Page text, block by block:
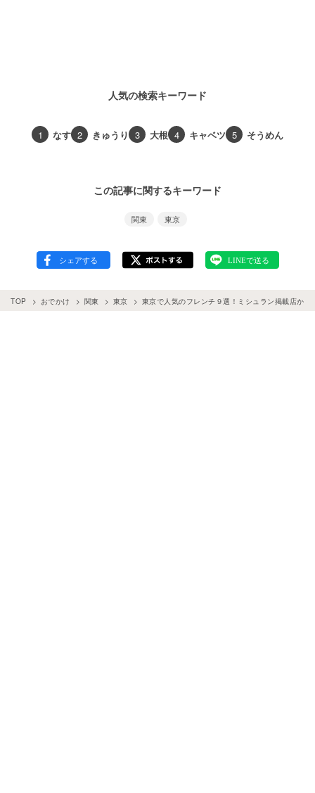
人気の検索キーワード
1 なす 2 きゅうり 3 大根 4 キャベツ 5 そうめん
この記事に関するキーワード
関東 東京
TOP おでかけ 関東 東京 東京で人気のフレンチ９選！ミシュラン掲載店から